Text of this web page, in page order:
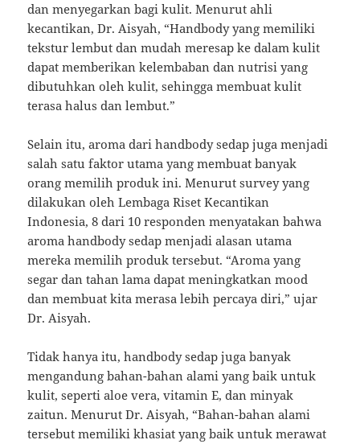
dan menyegarkan bagi kulit. Menurut ahli
kecantikan, Dr. Aisyah, “Handbody yang memiliki
tekstur lembut dan mudah meresap ke dalam kulit
dapat memberikan kelembaban dan nutrisi yang
dibutuhkan oleh kulit, sehingga membuat kulit
terasa halus dan lembut.”
Selain itu, aroma dari handbody sedap juga menjadi
salah satu faktor utama yang membuat banyak
orang memilih produk ini. Menurut survey yang
dilakukan oleh Lembaga Riset Kecantikan
Indonesia, 8 dari 10 responden menyatakan bahwa
aroma handbody sedap menjadi alasan utama
mereka memilih produk tersebut. “Aroma yang
segar dan tahan lama dapat meningkatkan mood
dan membuat kita merasa lebih percaya diri,” ujar
Dr. Aisyah.
Tidak hanya itu, handbody sedap juga banyak
mengandung bahan-bahan alami yang baik untuk
kulit, seperti aloe vera, vitamin E, dan minyak
zaitun. Menurut Dr. Aisyah, “Bahan-bahan alami
tersebut memiliki khasiat yang baik untuk merawat